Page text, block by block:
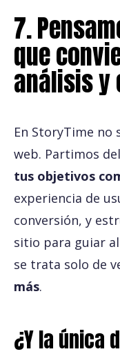
7.
que
análisis y
En StoryTime no
web. Partimos del
tus objetivos
experiencia de
conversión, y
sitio para guiar
se trata solo de
más.
¿Y la única